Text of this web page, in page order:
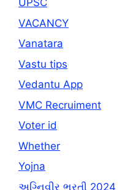
UPSC
VACANCY
Vanatara
Vastu tips
Vedantu App
VMC Recruiment
Voter id
Whether
Yojna
અગ્નિવીર ભરતી 2024